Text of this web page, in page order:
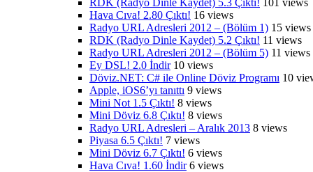
Hava Cıva! 2.80 Çıktı! 16 views
Radyo URL Adresleri 2012 – (Bölüm 1) 15 views
RDK (Radyo Dinle Kaydet) 5.2 Çıktı! 11 views
Radyo URL Adresleri 2012 – (Bölüm 5) 11 views
Ey DSL! 2.0 İndir 10 views
Döviz.NET: C# ile Online Döviz Programı 10
Apple, iOS6’yı tanıttı 9 views
Mini Not 1.5 Çıktı! 8 views
Mini Döviz 6.8 Çıktı! 8 views
Radyo URL Adresleri – Aralık 2013 8 views
Piyasa 6.5 Çıktı! 7 views
Mini Döviz 6.7 Çıktı! 6 views
Hava Cıva! 1.60 İndir 6 views